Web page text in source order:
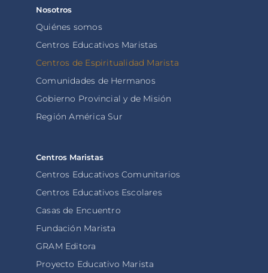
Nosotros
Quiénes somos
Centros Educativos Maristas
Centros de Espiritualidad Marista
Comunidades de Hermanos
Gobierno Provincial y de Misión
Región América Sur
Centros Maristas
Centros Educativos Comunitarios
Centros Educativos Escolares
Casas de Encuentro
Fundación Marista
GRAM Editora
Proyecto Educativo Marista